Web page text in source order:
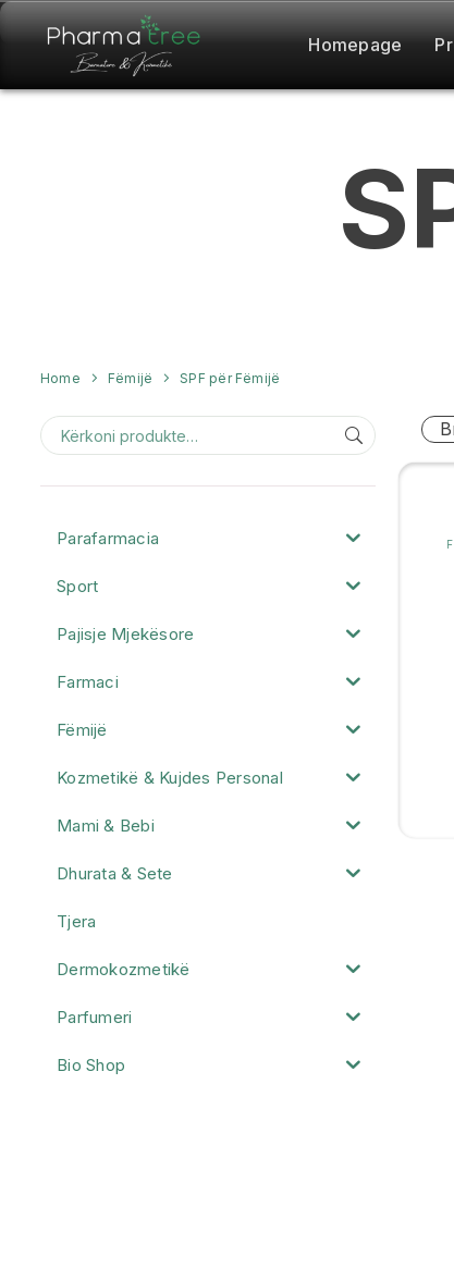
Homepage
Home Fëmijë SPF për Fëmijë
Parafarmacia
Sport
Pajisje Mjekësore
Farmaci
Fëmijë
Kozmetikë & Kujdes Personal
Mami & Bebi
Dhurata & Sete
Tjera
Dermokozmetikë
Parfumeri
Bio Shop